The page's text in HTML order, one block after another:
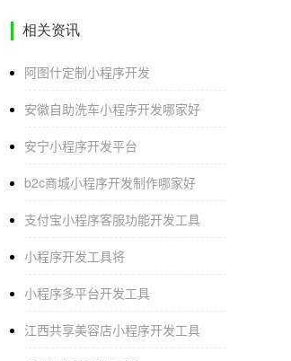
相关资讯
阿图什定制小程序开发
安徽自助洗车小程序开发哪家好
安宁小程序开发平台
b2c商城小程序开发制作哪家好
支付宝小程序客服功能开发工具
小程序开发工具将
小程序多平台开发工具
江西共享美容店小程序开发工具